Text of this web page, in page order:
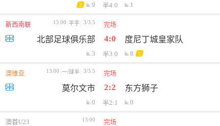
2 9 半4:0 1
新西南联 13:00 平手 3/3.5 完场
北部足球俱乐部 4:0 度尼丁城皇家队
3 半3:0 8 1
澳维亚 13:00 一/球半 3/3.5 完场
莫尔文市 2:2 东方狮子
0 半2:1 0
澳首U23 13:00 完场